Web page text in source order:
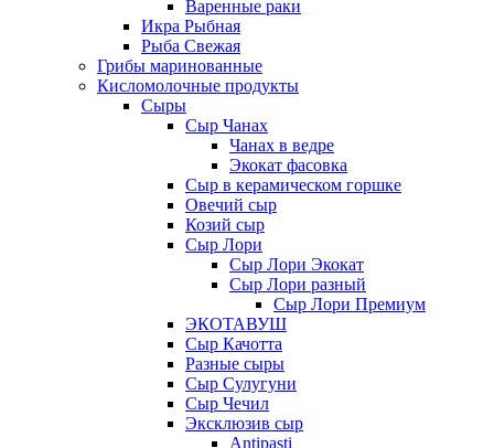
Варенные раки
Икра Рыбная
Рыба Свежая
Грибы маринованные
Кисломолочные продукты
Сыры
Сыр Чанах
Чанах в ведре
Экокат фасовка
Сыр в керамическом горшке
Овечий сыр
Козий сыр
Сыр Лори
Сыр Лори Экокат
Сыр Лори разный
Сыр Лори Премиум
ЭКОТАВУШ
Сыр Качотта
Разные сыры
Сыр Сулугуни
Сыр Чечил
Эксклюзив сыр
Antipasti